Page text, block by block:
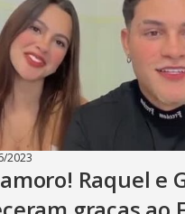
2023
Raquel e